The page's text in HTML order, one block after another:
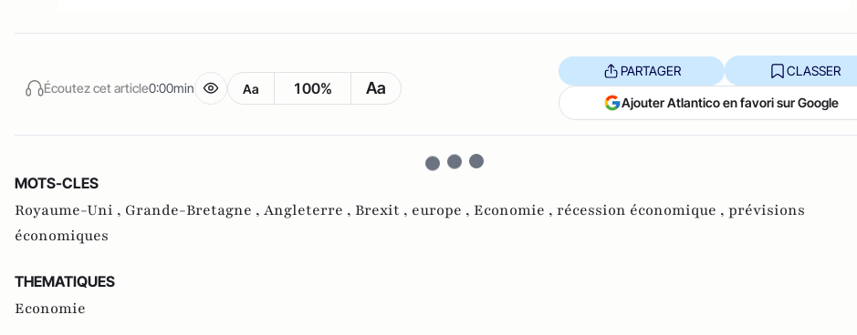
Écoutez cet article0:00min Aa 100% Aa
PARTAGER CLASSER
Ajouter Atlantico en favori sur Google
MOTS-CLES
Royaume-Uni , Grande-Bretagne , Angleterre , Brexit , europe , Economie , récession économique , prévisions
économiques
THEMATIQUES
Economie